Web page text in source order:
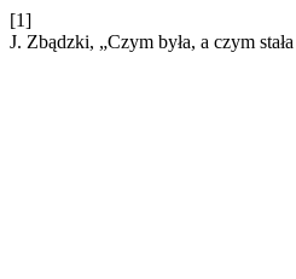
[1]
J. Zbądzki, „Czym była, a czym